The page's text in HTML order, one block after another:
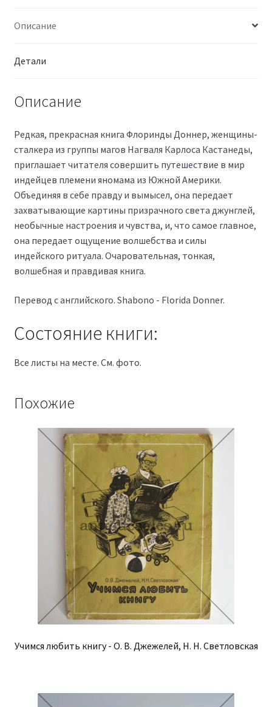
Описание
Детали
Описание
Редкая, прекрасная книга Флоринды Доннер, женщины-
сталкера из группы магов Нагваля Карлоса Кастанеды,
приглашает читателя совершить путешествие в мир
индейцев племени яномама из Южной Америки.
Объединяя в себе правду и вымысел, она передает
захватывающие картины призрачного света джунглей,
необычные настроения и чувства, и, что самое главное,
она передает ощущение волшебства и силы
индейского ритуала. Очаровательная, тонкая,
волшебная и правдивая книга.
Перевод с английского. Shabono - Florida Donner.
Состояние книги:
Все листы на месте. См. фото.
Похожие
Учимся любить книгу - О. В. Джежелей, Н. Н. Светловская